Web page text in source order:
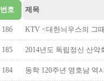
번호 제목
186 KTV <대한늬우스의 그
185 2014년도 독립정신 산
184 동학 120주년 영호남 역